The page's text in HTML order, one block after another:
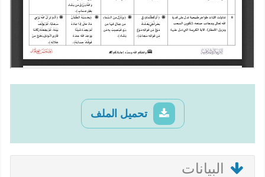
تحميل الملف
البيانات